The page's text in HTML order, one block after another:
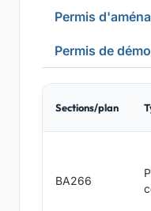
Permis
Permis de
Sections/plan
BA266